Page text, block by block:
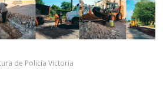
de Policía Victoria